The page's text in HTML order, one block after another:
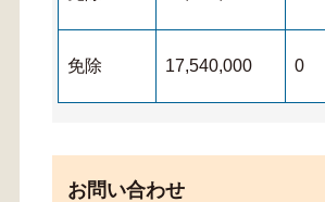
免除 17,540,000 0
お問い合わせ